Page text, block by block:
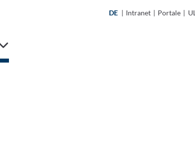
DE | Intranet | Portale |